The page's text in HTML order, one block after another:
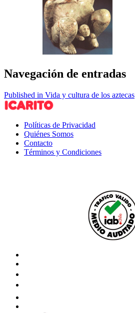
Navegación de entradas
Published in Vida y cultura de los aztecas
Políticas de Privacidad
Quiénes Somos
Contacto
Términos y Condiciones